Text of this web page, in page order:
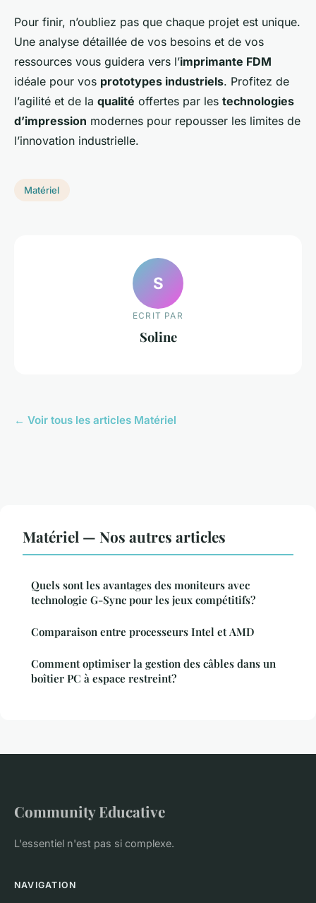
Pour finir, n’oubliez pas que chaque projet est unique.
Une analyse détaillée de vos besoins et de vos
ressources vous guidera vers l’imprimante FDM
idéale pour vos prototypes industriels. Profitez de
l’agilité et de la qualité offertes par les technologies
d’impression modernes pour repousser les limites de
l’innovation industrielle.
Matériel
S
ECRIT PAR
Soline
← Voir tous les articles Matériel
Matériel — Nos autres articles
Quels sont les avantages des moniteurs avec
technologie G-Sync pour les jeux compétitifs?
Comparaison entre processeurs Intel et AMD
Comment optimiser la gestion des câbles dans un
boîtier PC à espace restreint?
Community Educative
L'essentiel n'est pas si complexe.
NAVIGATION